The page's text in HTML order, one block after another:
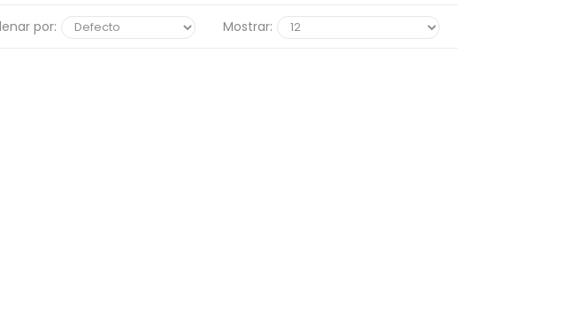
por: Mostrar: